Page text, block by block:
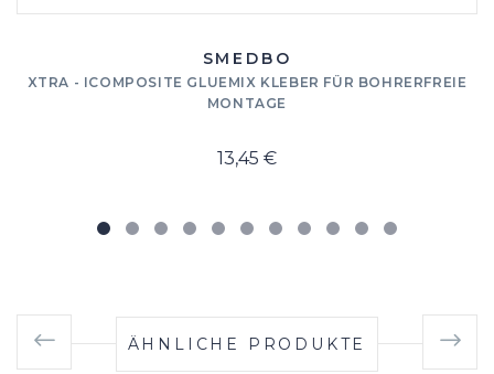
SMEDBO
XTRA - ICOMPOSITE GLUEMIX KLEBER FÜR BOHRERFREIE
MONTAGE
13,45 €
ÄHNLICHE PRODUKTE